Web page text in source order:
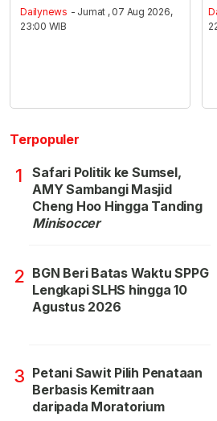
Dailynews - Jumat , 07 Aug 2026,
23:00 WIB
Terpopuler
1
Safari Politik ke Sumsel,
AMY Sambangi Masjid
Cheng Hoo Hingga Tanding
Minisoccer
2 BGN Beri Batas Waktu SPPG
Lengkapi SLHS hingga 10
Agustus 2026
3 Petani Sawit Pilih Penataan
Berbasis Kemitraan
daripada Moratorium